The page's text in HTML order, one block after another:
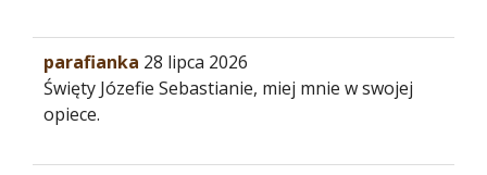
parafianka 28 lipca 2026
Święty Józefie Sebastianie, miej mnie w swojej
opiece.